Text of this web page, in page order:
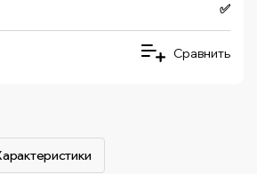
✅
Сравнить